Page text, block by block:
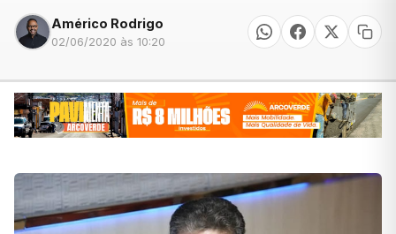
Américo Rodrigo
02/06/2020 às 10:20